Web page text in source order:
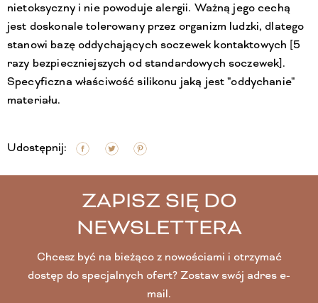
nietoksyczny i nie powoduje alergii. Ważną jego cechą
jest doskonale tolerowany przez organizm ludzki, dlatego
stanowi bazę oddychających soczewek kontaktowych [5
razy bezpieczniejszych od standardowych soczewek].
Specyficzna właściwość silikonu jaką jest "oddychanie"
materiału.
Udostępnij:
ZAPISZ SIĘ DO
NEWSLETTERA
Chcesz być na bieżąco z nowościami i otrzymać
dostęp do specjalnych ofert? Zostaw swój adres e-
mail.